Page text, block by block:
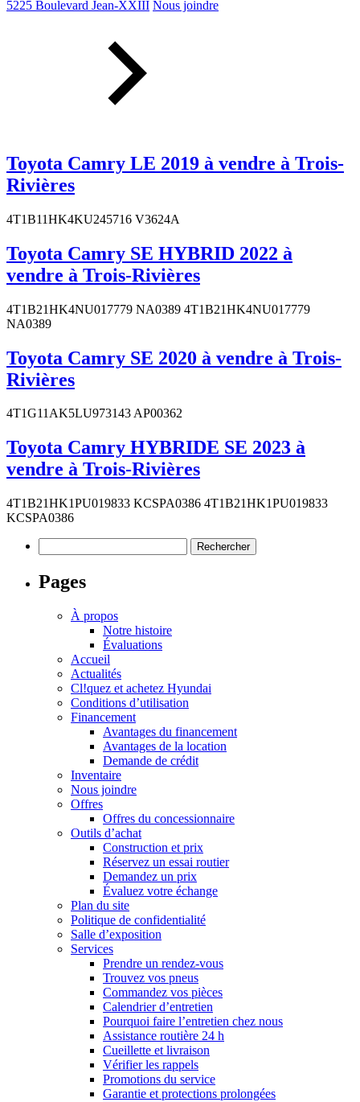
5225 Boulevard Jean-XXIII Nous joindre
Toyota Camry LE 2019 à vendre à Trois-
Rivières
4T1B11HK4KU245716 V3624A
Toyota Camry SE HYBRID 2022 à
vendre à Trois-Rivières
4T1B21HK4NU017779 NA0389 4T1B21HK4NU017779
NA0389
Toyota Camry SE 2020 à vendre à Trois-
Rivières
4T1G11AK5LU973143 AP00362
Toyota Camry HYBRIDE SE 2023 à
vendre à Trois-Rivières
4T1B21HK1PU019833 KCSPA0386 4T1B21HK1PU019833
KCSPA0386
Pages
À propos
Notre histoire
Évaluations
Accueil
Actualités
Cl!quez et achetez Hyundai
Conditions d’utilisation
Financement
Avantages du financement
Avantages de la location
Demande de crédit
Inventaire
Nous joindre
Offres
Offres du concessionnaire
Outils d’achat
Construction et prix
Réservez un essai routier
Demandez un prix
Évaluez votre échange
Plan du site
Politique de confidentialité
Salle d’exposition
Services
Prendre un rendez-vous
Trouvez vos pneus
Commandez vos pièces
Calendrier d’entretien
Pourquoi faire l’entretien chez nous
Assistance routière 24 h
Cueillette et livraison
Vérifier les rappels
Promotions du service
Garantie et protections prolongées